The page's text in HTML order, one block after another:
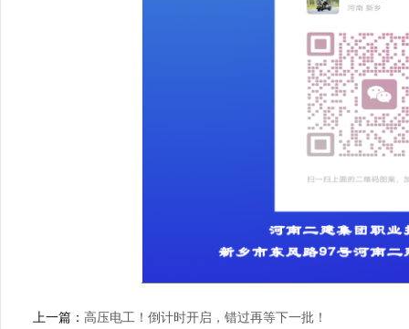
上一篇： 高压电工！倒计时开启，错过再等下一批！